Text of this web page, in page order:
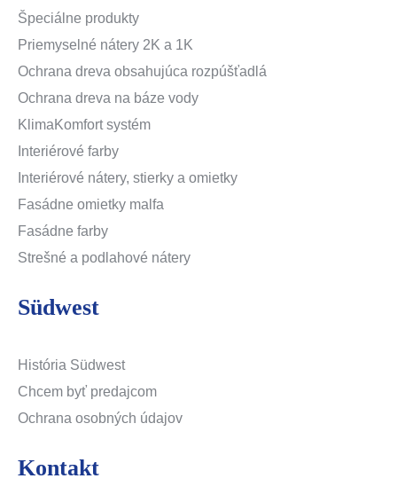
Špeciálne produkty
Priemyselné nátery 2K a 1K
Ochrana dreva obsahujúca rozpúšťadlá
Ochrana dreva na báze vody
KlimaKomfort systém
Interiérové farby
Interiérové nátery, stierky a omietky
Fasádne omietky malfa
Fasádne farby
Strešné a podlahové nátery
Südwest
História Südwest
Chcem byť predajcom
Ochrana osobných údajov
Kontakt